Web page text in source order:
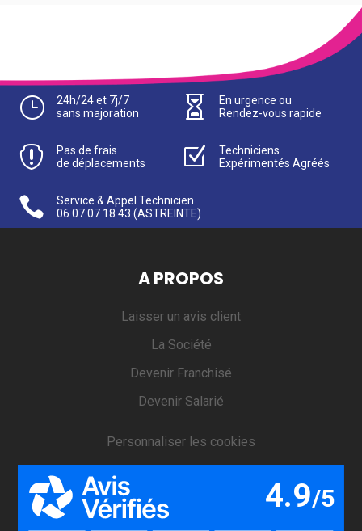
}
24h/24 et 7j/7
sans majoration

En urgence ou
Rendez-vous rapide

Pas de frais
de déplacements
Z
Techniciens
Expérimentés Agréés

Service & Appel Technicien
06 07 07 18 43 (ASTREINTE)
A PROPOS
Laisser un avis client
La Société
Devenir Franchisé
Devenir Salarié
Personnaliser les cookies